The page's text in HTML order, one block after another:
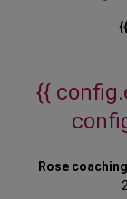
{{
Rose